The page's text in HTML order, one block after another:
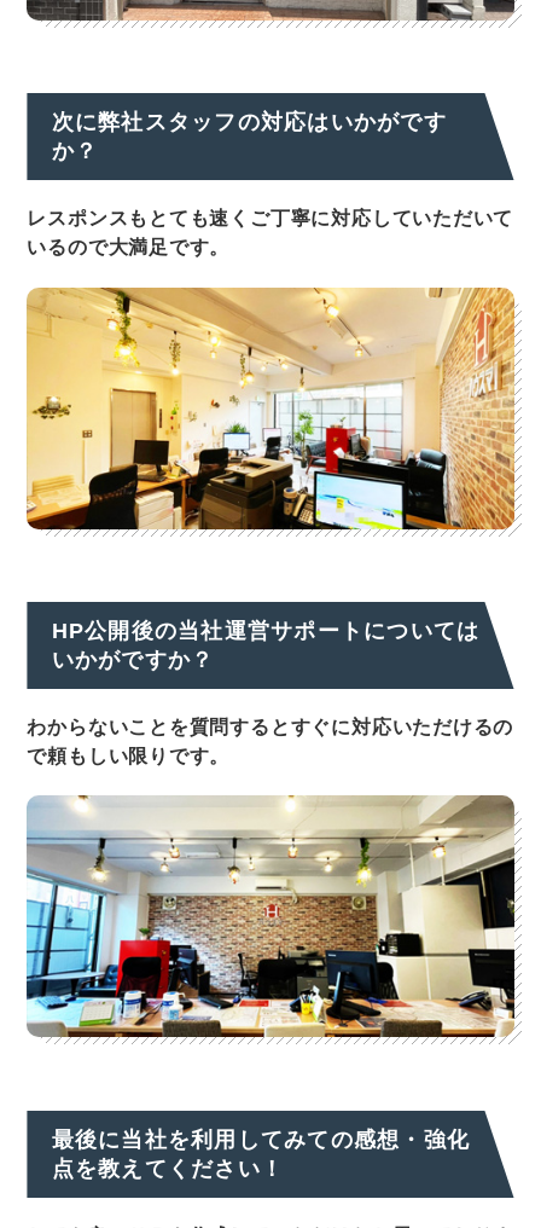
次に弊社スタッフの対応はいかがです
か？
レスポンスもとても速くご丁寧に対応していただいて
いるので大満足です。
HP公開後の当社運営サポートについては
いかがですか？
わからないことを質問するとすぐに対応いただけるの
で頼もしい限りです。
最後に当社を利用してみての感想・強化
点を教えてください！